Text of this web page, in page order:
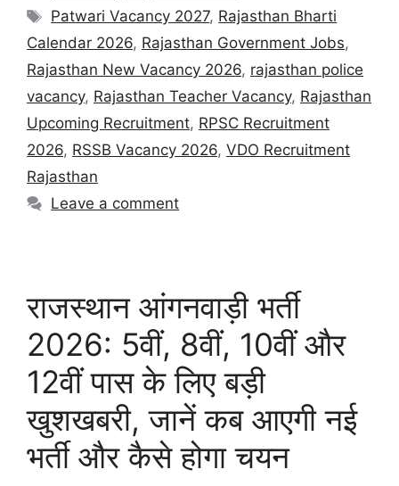
Patwari Vacancy 2027, Rajasthan Bharti
Calendar 2026, Rajasthan Government Jobs,
Rajasthan New Vacancy 2026, rajasthan police
vacancy, Rajasthan Teacher Vacancy, Rajasthan
Upcoming Recruitment, RPSC Recruitment
2026, RSSB Vacancy 2026, VDO Recruitment
Rajasthan
Leave a comment
राजस्थान आंगनवाड़ी भर्ती
2026: 5वीं, 8वीं, 10वीं और
12वीं पास के लिए बड़ी
खुशखबरी, जानें कब आएगी नई
भर्ती और कैसे होगा चयन